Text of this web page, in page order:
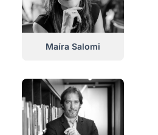
Maíra Salomi